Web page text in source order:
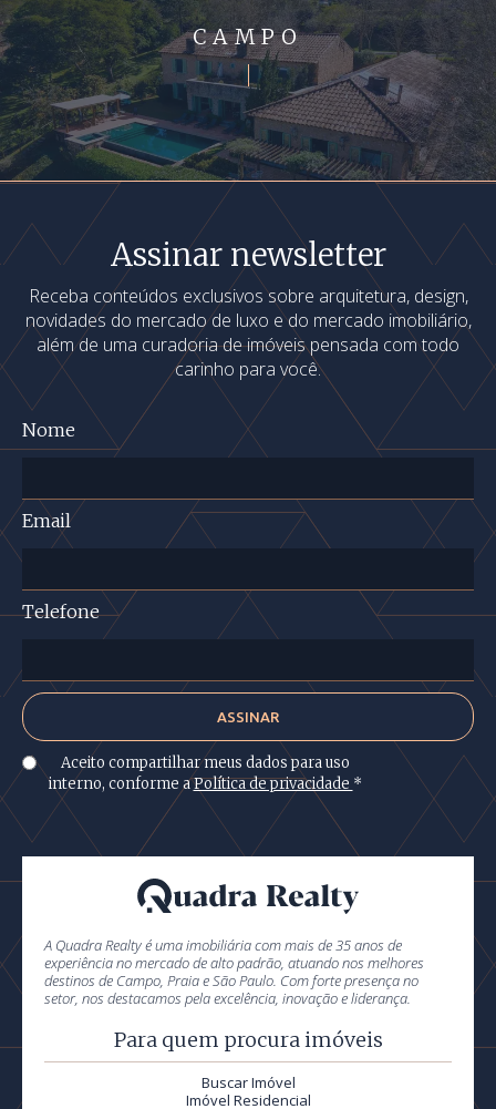
CAMPO
Assinar newsletter
Receba conteúdos exclusivos sobre arquitetura, design,
novidades do mercado de luxo e do mercado imobiliário,
além de uma curadoria de imóveis pensada com todo
carinho para você.
Nome
Email
Telefone
Aceito compartilhar meus dados para uso
interno, conforme aPolítica de privacidade *
A Quadra Realty é uma imobiliária com mais de 35 anos de
experiência no mercado de alto padrão, atuando nos melhores
destinos de Campo, Praia e São Paulo. Com forte presença no
setor, nos destacamos pela excelência, inovação e liderança.
Para quem procura imóveis
Buscar Imóvel
Imóvel Residencial